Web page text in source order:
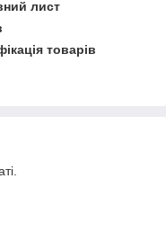
лист
товарів